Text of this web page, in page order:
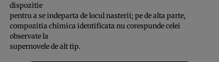
dispozitie
pentru a se indeparta de locul nasterii; pe de alta parte,
compozitia chimica identificata nu corespunde celei
observate la
supernovele de alt tip.